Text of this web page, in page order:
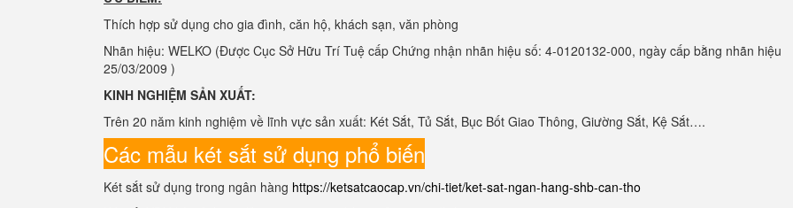
Thích hợp sử dụng cho gia đình, căn hộ, khách sạn, văn phòng
Nhãn hiệu: WELKO (Được Cục Sở Hữu Trí Tuệ cấp Chứng nhận nhãn hiệu số: 4-0120132-000, ngày cấp bằng nhãn hiệu
25/03/2009 )
KINH NGHIỆM SẢN XUẤT:
Trên 20 năm kinh nghiệm về lĩnh vực sản xuất: Két Sắt, Tủ Sắt, Bục Bốt Giao Thông, Giường Sắt, Kệ Sắt….
Các mẫu két sắt sử dụng phổ biến
Két sắt sử dụng trong ngân hàng https://ketsatcaocap.vn/chi-tiet/ket-sat-ngan-hang-shb-can-tho